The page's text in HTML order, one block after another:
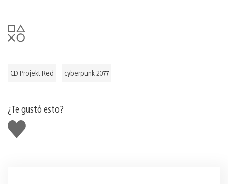
CD Projekt Red cyberpunk 2077
¿Te gustó esto?
Me
gusta